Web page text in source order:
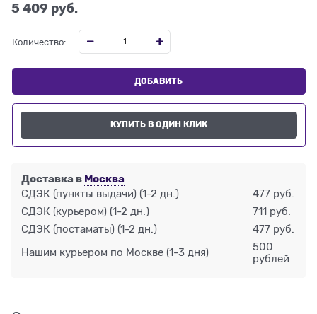
5 409 руб.
Количество:
ДОБАВИТЬ
КУПИТЬ В ОДИН КЛИК
Доставка в Москва
СДЭК (пункты выдачи) (1-2 дн.)
477 руб.
СДЭК (курьером) (1-2 дн.)
711 руб.
СДЭК (постаматы) (1-2 дн.) 477 руб.
Нашим курьером по Москве (1-3 дня)
500
рублей